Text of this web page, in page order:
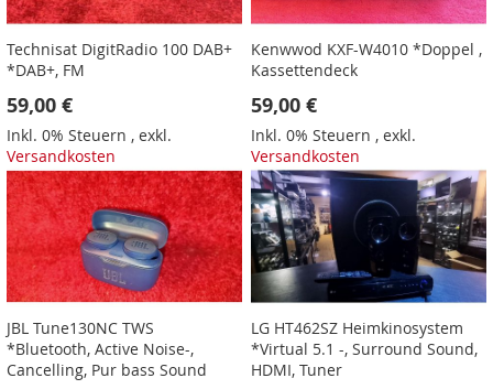
Technisat DigitRadio 100 DAB+
*DAB+, FM
59,00 €
Inkl. 0% Steuern , exkl.
Versandkosten
Kenwwod KXF-W4010 *Doppel ,
Kassettendeck
59,00 €
Inkl. 0% Steuern ,exkl.
Versandkosten
JBL Tune130NC TWS
*Bluetooth, Active Noise-,
Cancelling, Pur bass Sound
LG HT462SZ Heimkinosystem
*Virtual 5.1 -, Surround Sound,
HDMI, Tuner